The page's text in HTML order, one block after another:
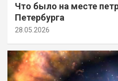
Что было на месте
Петербурга
28.05.2026